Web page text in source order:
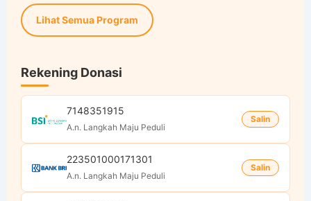
Lihat Semua Program
Rekening Donasi
7148351915
A.n. Langkah Maju Peduli
Salin
223501000171301
A.n. Langkah Maju Peduli
Salin